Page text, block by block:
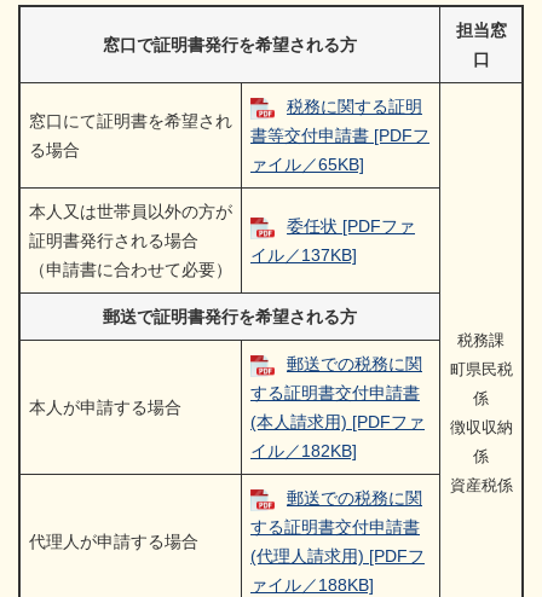
窓口で証明書発行を希望される方
担当窓
口
窓口にて証明書を希望され
る場合
税務に関する証明
書等交付申請書 [PDFフ
ァイル／65KB]
税務課
町県民税
係
徴収収納
係
資産税係
本人又は世帯員以外の方が
証明書発行される場合
（申請書に合わせて必要）
委任状 [PDFファ
イル／137KB]
郵送で証明書発行を希望される方
本人が申請する場合
郵送での税務に関
する証明書交付申請書
(本人請求用) [PDFファ
イル／182KB]
代理人が申請する場合
郵送での税務に関
する証明書交付申請書
(代理人請求用) [PDFフ
ァイル／188KB]